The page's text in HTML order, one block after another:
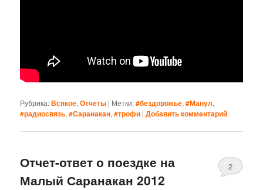
Рубрика:Всякое,Отчеты | Метки:#бездорожье,#Манул,
#радиосвязь,#Саранакан,#трофи |Добавить комментарий
Отчет-ответ о поездке на
Малый Саранакан 2012
2